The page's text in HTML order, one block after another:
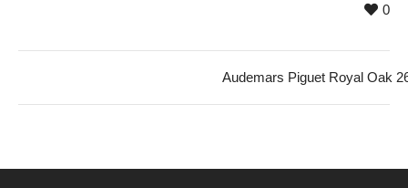
0
Audemars Piguet Royal Oak